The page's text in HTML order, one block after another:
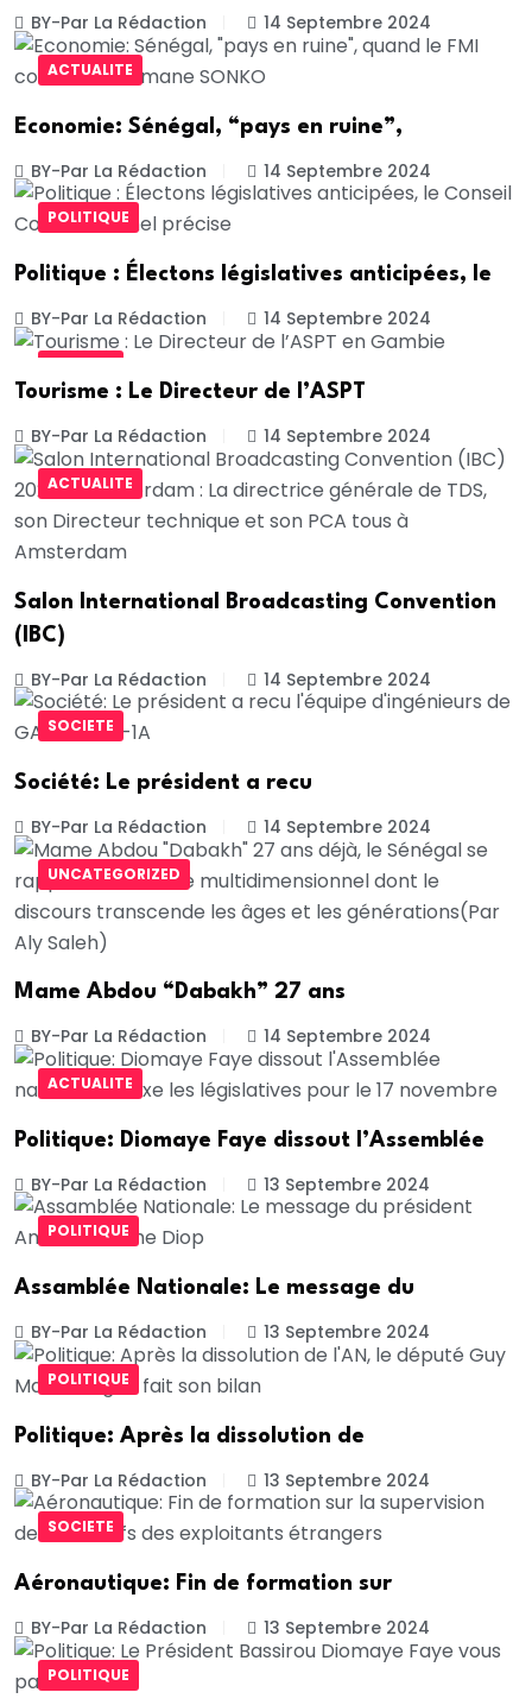
BY-Par La Rédaction 14 Septembre 2024
ACTUALITE
Economie: Sénégal, “pays en ruine”,
BY-Par La Rédaction 14 Septembre 2024
POLITIQUE
Politique : Électons législatives anticipées, le
BY-Par La Rédaction 14 Septembre 2024
Tourisme : Le Directeur de l’ASPT
BY-Par La Rédaction 14 Septembre 2024
ACTUALITE
Salon International Broadcasting Convention
(IBC)
BY-Par La Rédaction 14 Septembre 2024
SOCIETE
Société: Le président a recu
BY-Par La Rédaction 14 Septembre 2024
UNCATEGORIZED
Mame Abdou “Dabakh” 27 ans
BY-Par La Rédaction 14 Septembre 2024
ACTUALITE
Politique: Diomaye Faye dissout l’Assemblée
BY-Par La Rédaction 13 Septembre 2024
POLITIQUE
Assamblée Nationale: Le message du
BY-Par La Rédaction 13 Septembre 2024
POLITIQUE
Politique: Après la dissolution de
BY-Par La Rédaction 13 Septembre 2024
SOCIETE
Aéronautique: Fin de formation sur
BY-Par La Rédaction 13 Septembre 2024
POLITIQUE